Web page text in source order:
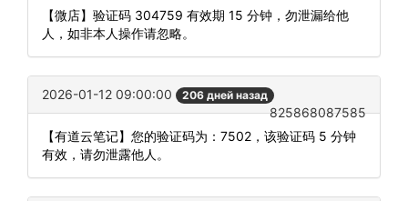
【微店】验证码 304759 有效期 15 分钟，勿泄漏给他
人，如非本人操作请忽略。
2026-01-12 09:00:00 206 дней назад
825868087585
【有道云笔记】您的验证码为：7502，该验证码 5 分钟
有效，请勿泄露他人。